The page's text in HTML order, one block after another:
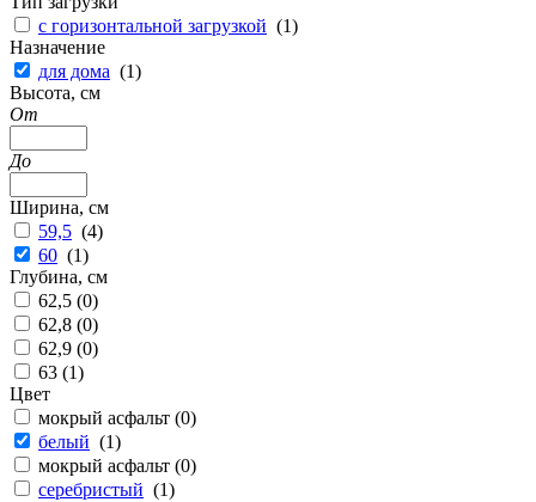
с горизонтальной загрузкой (1)
Назначение
для дома (1)
Высота, см
От
До
Ширина, см
59,5 (4)
60 (1)
Глубина, см
62,5 (0)
62,8 (0)
62,9 (0)
63 (1)
Цвет
мокрый асфальт (0)
белый (1)
мокрый асфальт (0)
серебристый (1)